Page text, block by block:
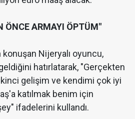
ÖNCE ARMAYI ÖPTÜM"
Nijeryalı oyuncu,
hatırlatarak, "Gerçekten
gelişim ve kendimi çok iyi
katılmak benim için
ifadelerini kullandı.